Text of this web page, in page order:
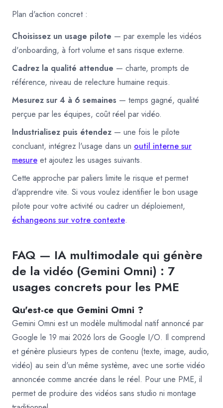
Plan d'action concret :
Choisissez un usage pilote — par exemple les vidéos
d'onboarding, à fort volume et sans risque externe.
Cadrez la qualité attendue — charte, prompts de
référence, niveau de relecture humaine requis.
Mesurez sur 4 à 6 semaines — temps gagné, qualité
perçue par les équipes, coût réel par vidéo.
Industrialisez puis étendez — une fois le pilote
concluant, intégrez l'usage dans un outil interne sur
mesure et ajoutez les usages suivants.
Cette approche par paliers limite le risque et permet
d'apprendre vite. Si vous voulez identifier le bon usage
pilote pour votre activité ou cadrer un déploiement,
échangeons sur votre contexte.
FAQ — IA multimodale qui génère
de la vidéo (Gemini Omni) : 7
usages concrets pour les PME
Qu'est-ce que Gemini Omni ?
Gemini Omni est un modèle multimodal natif annoncé par
Google le 19 mai 2026 lors de Google I/O. Il comprend
et génère plusieurs types de contenu (texte, image, audio,
vidéo) au sein d'un même système, avec une sortie vidéo
annoncée comme ancrée dans le réel. Pour une PME, il
permet de produire des vidéos sans studio ni montage